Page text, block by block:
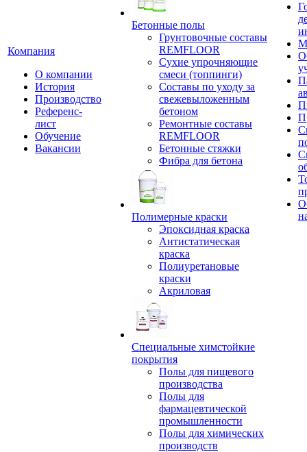
Компания
О компании
История
Производство
Референс-
лист
Обучение
Вакансии
Бетонные полы
Грунтовочные составы
REMFLOOR
Сухие упрочняющие
смеси (топпинги)
Составы по уходу за
свежевыложенным
бетоном
Ремонтные составы
REMFLOOR
Бетонные стяжки
Фибра для бетона
Полимерные краски
Эпоксидная краска
Антистатическая
краска
Полиуретановые
краски
Акриловая
Специальные химстойкие
покрытия
Полы для пищевого
производства
Полы для
фармацевтической
промышленности
Полы для химических
производств